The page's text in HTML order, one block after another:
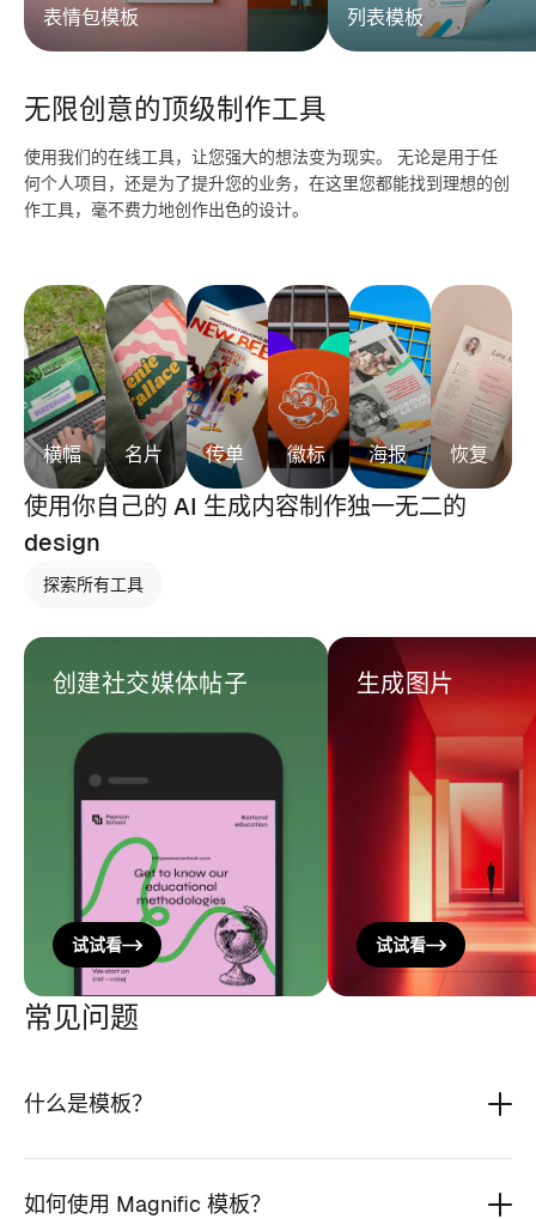
表情包模板 列表模板
无限创意的顶级制作工具
使用我们的在线工具，让您强大的想法变为现实。 无论是用于任
何个人项目，还是为了提升您的业务，在这里您都能找到理想的创
作工具，毫不费力地创作出色的设计。
横幅 名片 传单 徽标 海报 恢复
使用你自己的 AI 生成内容制作独一无二的
design
探索所有工具
创建社交媒体帖子
试试看
生成图片
试试看
常见问题
什么是模板？
如何使用 Magnific 模板？